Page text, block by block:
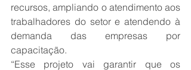
recursos, ampliando o atendimento aos
trabalhadores do setor e atendendo à
demanda das empresas por
capacitação.
“Esse projeto vai garantir que os